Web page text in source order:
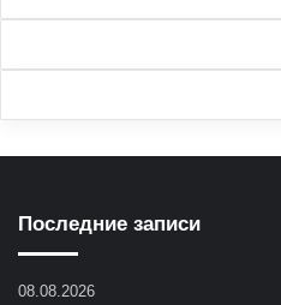
Последние записи
08.08.2026